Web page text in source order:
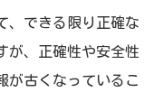
、できる限り正確な
が、正確性や安全性
が古くなっているこ